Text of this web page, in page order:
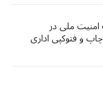
امنیت ملی در
و فتوکپی اداری